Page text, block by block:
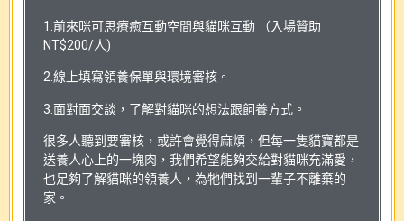
1.前來咪可思療癒互動空間與貓咪互動 （入場贊助
NT$200/人)
2.線上填寫領養保單與環境審核。
3.面對面交談，了解對貓咪的想法跟飼養方式。
很多人聽到要審核，或許會覺得麻煩，但每一隻貓寶都是
送養人心上的一塊肉，我們希望能夠交給對貓咪充滿愛，
也足夠了解貓咪的領養人，為牠們找到一輩子不離棄的
家。